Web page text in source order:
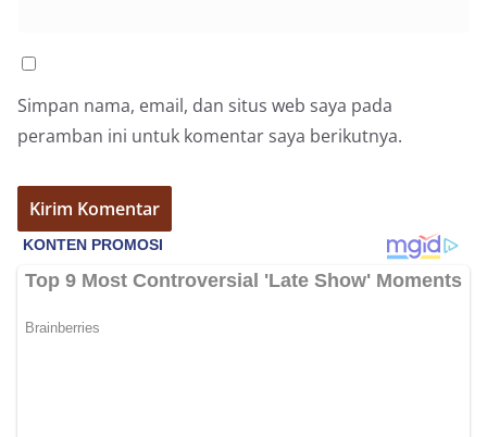
Simpan nama, email, dan situs web saya pada
peramban ini untuk komentar saya berikutnya.